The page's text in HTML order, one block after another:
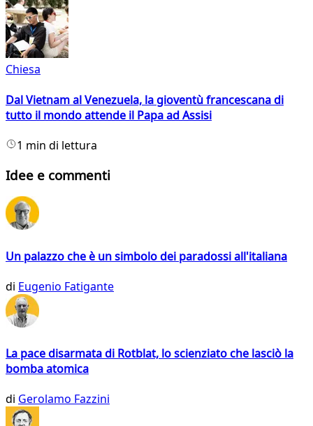
Chiesa
Dal Vietnam al Venezuela, la gioventù francescana di
tutto il mondo attende il Papa ad Assisi
1 min di lettura
Idee e commenti
Un palazzo che è un simbolo dei paradossi all'italiana
di Eugenio Fatigante
La pace disarmata di Rotblat, lo scienziato che lasciò la
bomba atomica
di Gerolamo Fazzini